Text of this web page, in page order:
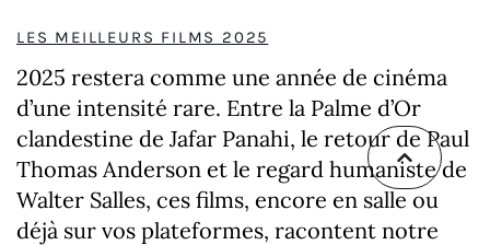
LES MEILLEURS FILMS 2025
2025 restera comme une année de cinéma
d’une intensité rare. Entre la Palme d’Or
clandestine de Jafar Panahi, le retour de Paul
Thomas Anderson et le regard humaniste de
Walter Salles, ces films, encore en salle ou
déjà sur vos plateformes, racontent notre